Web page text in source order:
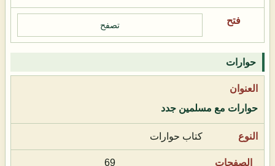
تصفح
حوارات
حوارات مع مسلمين جدد
كتاب حوارات
69